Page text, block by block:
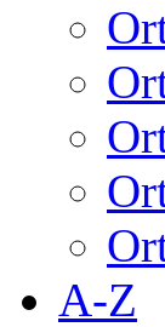
A-Z